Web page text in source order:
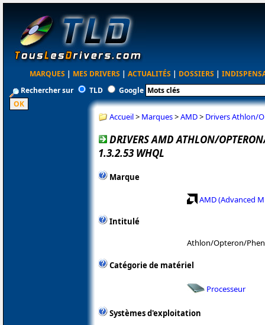
MARQUES | MES DRIVERS | ACTUALITÉS | DOSSIERS |
Rechercher sur
TLD Google
Accueil> Marques>AMD> Drivers Athlon/
DRIVERS AMD ATHLON/
1.3.2.53 WHQL
Marque
AMD (Advanced
Intitulé
Athlon/Opteron/
Catégorie de matériel
Processeur
Systèmes d'exploitation